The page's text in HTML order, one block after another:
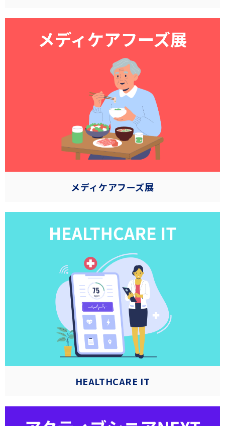
メディケアフーズ展
HEALTHCARE IT